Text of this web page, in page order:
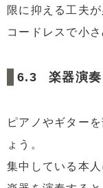
限に抑える工夫が
コードレスで小
楽器演
ピアノやギター
ょう。
集中している本